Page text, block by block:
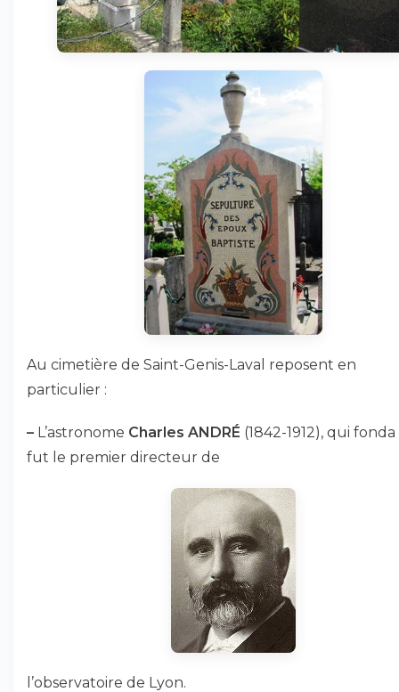
Au cimetière de Saint-Genis-Laval reposent en
particulier :
– L’astronome Charles ANDRÉ (1842-1912), qui
fut le premier directeur de
l’observatoire de Lyon.